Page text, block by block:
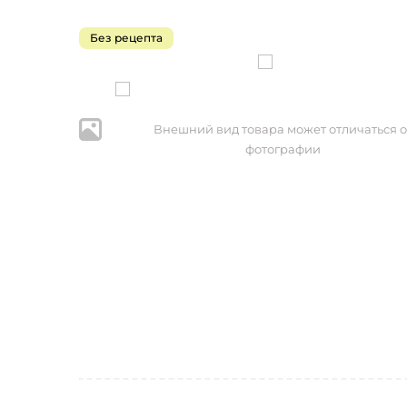
Без рецепта
Внешний вид товара может отличаться
фотографии
№152-